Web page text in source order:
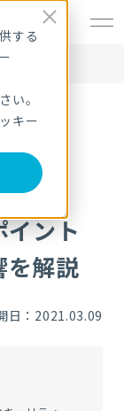
する
い。
キー
ント
を解説
日：2021.03.09